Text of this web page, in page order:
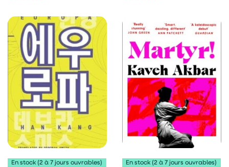
En stock (2 à 7 jours ouvrables) En stock (2 à 7 jours ouvrables)